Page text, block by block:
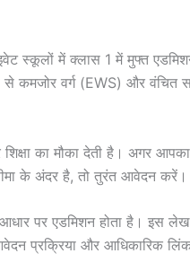
में क्लास 1 में मुफ्त
वर्ग (EWS) और वंचित
का मौका देती है। अगर
के अंदर है, तो तुरंत आवेदन करें।
पर एडमिशन होता है। इस
आवेदन प्रक्रिया और आधिकारिक